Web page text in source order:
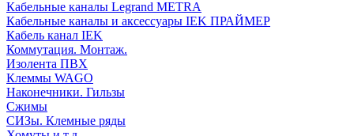
Кабельные каналы Legrand METRA
Кабельные каналы и аксессуары IEK ПРАЙМЕР
Кабель канал IEK
Коммутация. Монтаж.
Изолента ПВХ
Клеммы WAGO
Наконечники. Гильзы
Сжимы
СИЗы. Клемные ряды